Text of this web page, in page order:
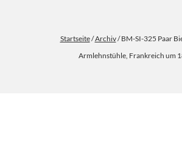
Startseite/Archiv/ BM-SI-325 Paar
Armlehnstühle, Frankreich um